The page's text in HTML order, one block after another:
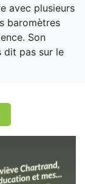
avec plusieurs
baromètres
Son
dit pas sur le